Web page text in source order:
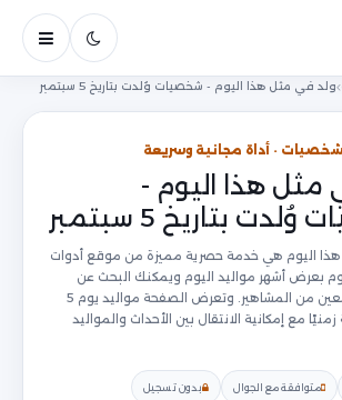
فتح
ولد في مثل هذا اليوم - شخصيات وُلدت بتاريخ 5 سبتمبر
· أداة مجانية وسريعة
مثل هذا اليوم -
بتاريخ 5 سبتمبر
اليوم هي خدمة حصرية مميزة من موقع أدوات
بعرض أشهر مواليد اليوم ويمكنك البحث عن
مواليد يوم معين من المشاهير. وتعرض الصفحة مواليد يوم 5
مع إمكانية الانتقال بين الأحداث والمواليد
متوافقة مع الجوال بدون تسجيل